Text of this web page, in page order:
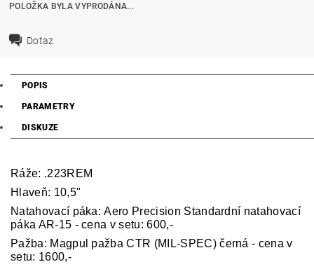
POLOŽKA BYLA VYPRODÁNA...
Dotaz
POPIS
PARAMETRY
DISKUZE
Ráže: .223REM
Hlaveň: 10,5"
Natahovací páka:Aero Precision Standardní natahovací
páka AR-15 - cena v setu: 600,-
Pažba: Magpul pažba CTR (MIL-SPEC) černá - cena v
setu: 1600,-